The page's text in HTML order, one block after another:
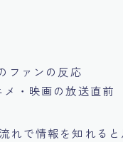
ファンの反応
メ・映画の放送直前
れで情報を知れると